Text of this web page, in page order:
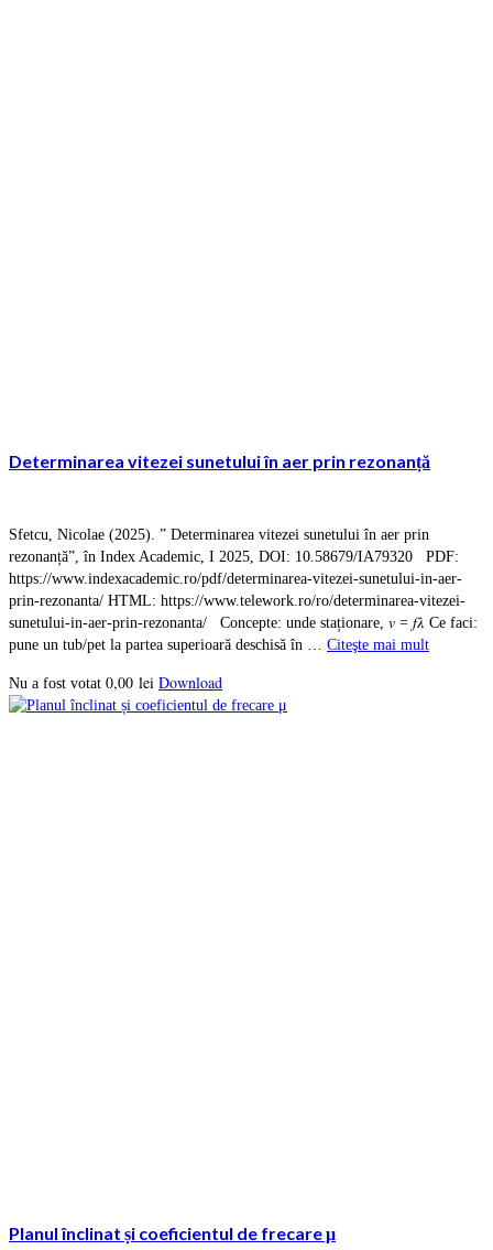
Determinarea vitezei sunetului în aer prin rezonanță
Sfetcu, Nicolae (2025). ” Determinarea vitezei sunetului în aer prin
rezonanță”, în Index Academic, I 2025, DOI: 10.58679/IA79320 PDF:
https://www.indexacademic.ro/pdf/determinarea-vitezei-sunetului-in-aer-
prin-rezonanta/ HTML: https://www.telework.ro/ro/determinarea-vitezei-
sunetului-in-aer-prin-rezonanta/ Concepte: unde staționare, 𝑣 = 𝑓𝜆 Ce faci:
pune un tub/pet la partea superioară deschisă în … Citeşte mai mult
Nu a fost votat 0,00 lei Download
Planul înclinat și coeficientul de frecare μ